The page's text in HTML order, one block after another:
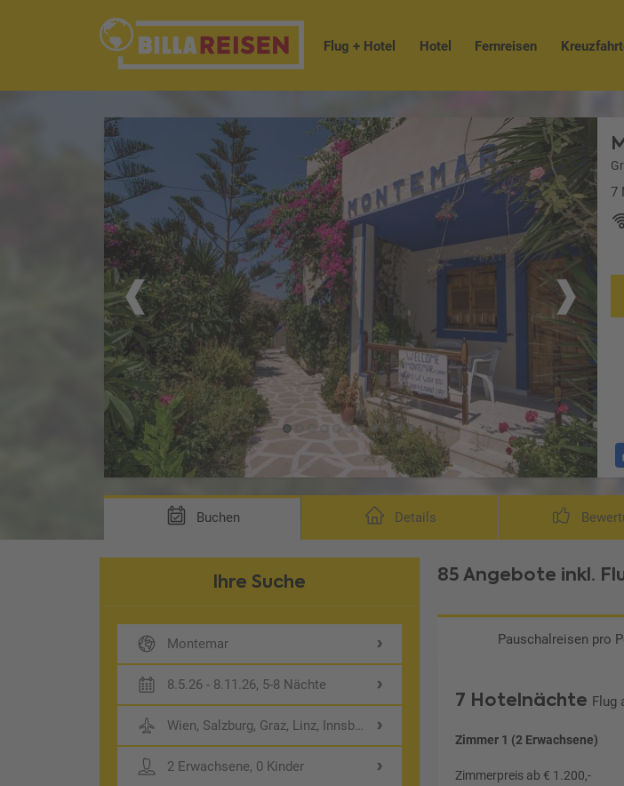
Flug + Hotel Hotel Fernreisen
7
Buchen Details
Ihre Suche
Montemar
8.5.26 - 8.11.26, 5-8 Nächte
Wien, Salzburg, Graz, Linz, Innsbruck
2 Erwachsene, 0 Kinder
85 Angebote inkl.
Pauschalreisen pro
7 Hotelnächte Flug
Zimmer 1 (2 Erwachsene)
Zimmerpreis ab € 1.200,-